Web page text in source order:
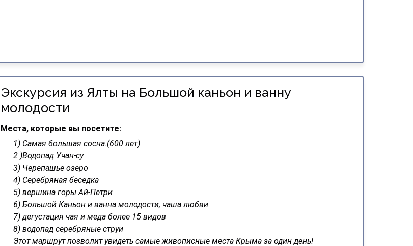
Экскурсия из Ялты на Большой каньон и ванну
молодости
Места, которые вы посетите:
1) Самая большая сосна.(600 лет)
2 )Водопад Учан-су
3) Черепашье озеро
4) Серебряная беседка
5) вершина горы Ай-Петри
6) Большой Каньон и ванна молодости, чаша любви
7) дегустация чая и меда более 15 видов
8) водопад серебряные струи
Этот маршрут позволит увидеть самые живописные места Крыма за один день!